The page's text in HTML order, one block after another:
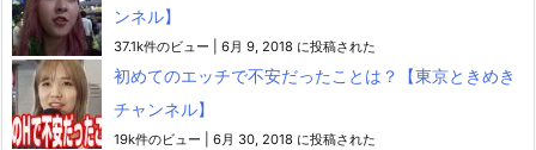
ンネル】
37.1k件のビュー 6月 9, 2018 に投稿された
初めてのエッチで不安だったことは？【東京ときめき
チャンネル】
19k件のビュー 6月 30, 2018 に投稿された